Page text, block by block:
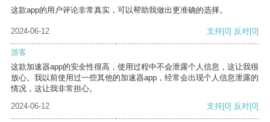
这款app的用户评论非常真实，可以帮助我做出更准确的选择。
2024-06-12 支持[0] 反对[0]
游客
这款加速器app的安全性很高，使用过程中不会泄露个人信息，这让我很
放心。我以前使用过一些其他的加速器app，经常会出现个人信息泄露的
情况，这让我非常担心。
2024-06-12
支持[0] 反对[0]